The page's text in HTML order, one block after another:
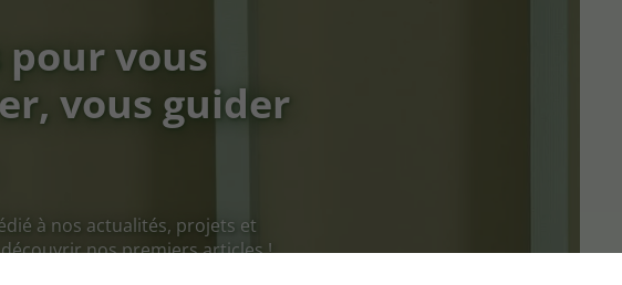
pour vous
vous guider
à nos actualités, projets et
nos premiers articles !